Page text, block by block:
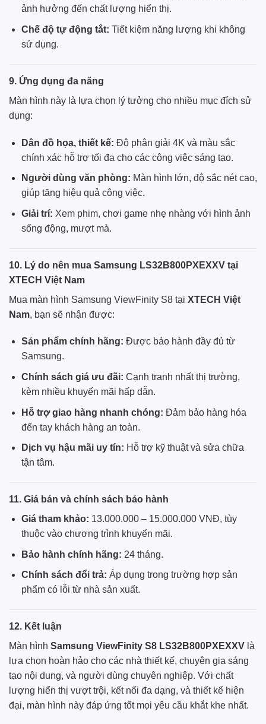
ảnh hưởng đến chất lượng hiển thị.
Chế độ tự động tắt: Tiết kiệm năng lượng khi không
sử dụng.
9. Ứng dụng đa năng
Màn hình này là lựa chọn lý tưởng cho nhiều mục đích sử
dụng:
Dân đồ họa, thiết kế: Độ phân giải 4K và màu sắc
chính xác hỗ trợ tối đa cho các công việc sáng tạo.
Người dùng văn phòng: Màn hình lớn, độ sắc nét cao,
giúp tăng hiệu quả công việc.
Giải trí: Xem phim, chơi game nhẹ nhàng với hình ảnh
sống động, mượt mà.
10. Lý do nên mua Samsung LS32B800PXEXXV tại
XTECH Việt Nam
Mua màn hình Samsung ViewFinity S8 tại XTECH Việt
Nam, bạn sẽ nhận được:
Sản phẩm chính hãng: Được bảo hành đầy đủ từ
Samsung.
Chính sách giá ưu đãi: Cạnh tranh nhất thị trường,
kèm nhiều khuyến mãi hấp dẫn.
Hỗ trợ giao hàng nhanh chóng: Đảm bảo hàng hóa
đến tay khách hàng an toàn.
Dịch vụ hậu mãi uy tín: Hỗ trợ kỹ thuật và sửa chữa
tận tâm.
11. Giá bán và chính sách bảo hành
Giá tham khảo: 13.000.000 – 15.000.000 VNĐ, tùy
thuộc vào chương trình khuyến mãi.
Bảo hành chính hãng: 24 tháng.
Chính sách đổi trả: Áp dụng trong trường hợp sản
phẩm có lỗi từ nhà sản xuất.
12. Kết luận
Màn hình Samsung ViewFinity S8 LS32B800PXEXXV là
lựa chọn hoàn hảo cho các nhà thiết kế, chuyên gia sáng
tạo nội dung, và người dùng chuyên nghiệp. Với chất
lượng hiển thị vượt trội, kết nối đa dạng, và thiết kế hiện
đại, màn hình này đáp ứng tốt mọi yêu cầu khắt khe nhất.